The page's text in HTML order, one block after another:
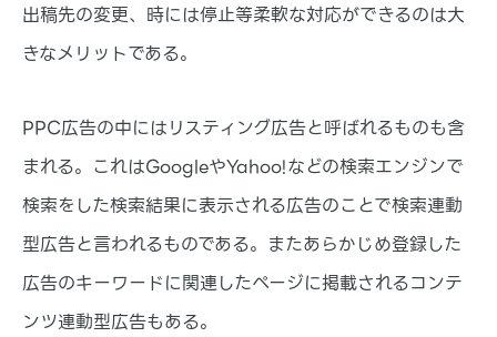
出稿先の変更、時には停止等柔軟な対応ができるのは大
きなメリットである。
PPC広告の中にはリスティング広告と呼ばれるものも含
まれる。これはGoogleやYahoo!などの検索エンジンで
検索をした検索結果に表示される広告のことで検索連動
型広告と言われるものである。またあらかじめ登録した
広告のキーワードに関連したページに掲載されるコンテ
ンツ連動型広告もある。